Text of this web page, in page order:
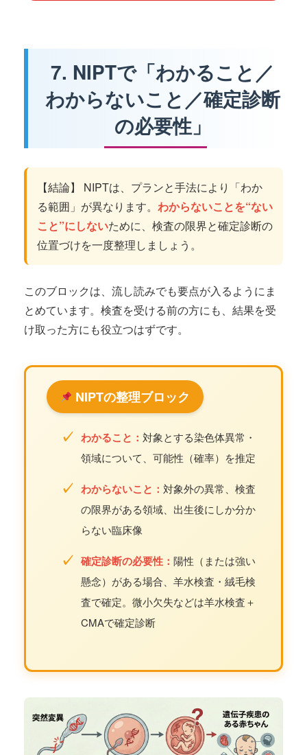
7. NIPTで「わかること／
わからないこと／確定診断
の必要性」
【結論】 NIPTは、プランと手法により「わか
る範囲」が異なります。 わからないことを“ない
こと”にしないために、検査の限界と確定診断の
位置づけを一度整理しましょう。
このブロックは、流し読みでも要点が入るようにま
とめています。検査を受ける前の方にも、結果を受
け取った方にも役立つはずです。
NIPTの整理ブロック
✓ わかること： 対象とする染色体異常・
領域について、可能性（確率）を推定
✓ わからないこと： 対象外の異常、検査
の限界がある領域、出生後にしか分か
らない臨床像
✓ 確定診断の必要性： 陽性（または強い
懸念）がある場合、羊水検査・絨毛検
査で確定。微小欠失などは羊水検査＋
CMAで確定診断